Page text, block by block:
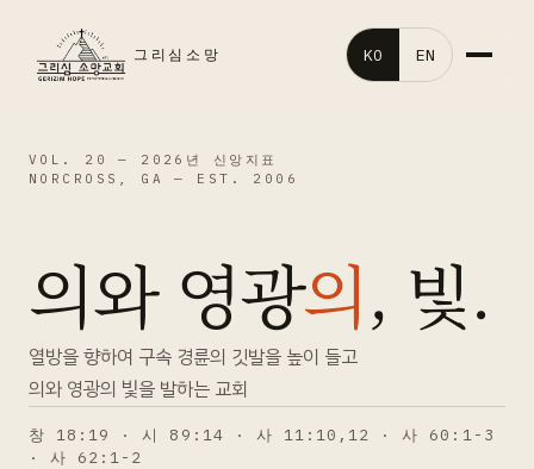
그리심소망 KO EN
말씀영상
교회행사
처음오신분
VOL. 20 — 2026년 신앙지표
NORCROSS, GA — EST. 2006
의와 영광의, 빛.
열방을 향하여 구속 경륜의 깃발을 높이 들고
의와 영광의 빛을 발하는 교회
창 18:19 · 시 89:14 · 사 11:10,12 · 사 60:1-3
· 사 62:1-2